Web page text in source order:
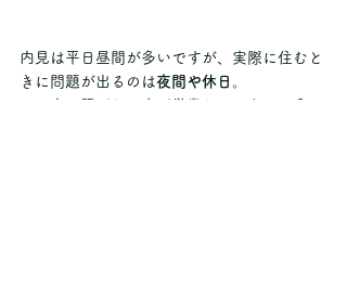
内見は平日昼間が多いですが、実際に住むと
きに問題が出るのは夜間や休日 。